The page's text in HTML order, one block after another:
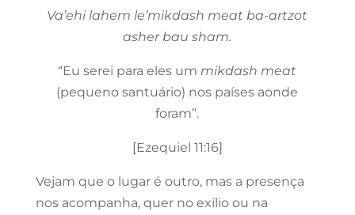
Va’ehi lahem le’mikdash meat ba-artzot
asher bau sham.
“Eu serei para eles ummikdash meat
(pequeno santuário) nos países aonde
foram”.
[Ezequiel 11:16]
Vejam que o lugar é outro, mas a presença
nos acompanha, quer no exílio ou na